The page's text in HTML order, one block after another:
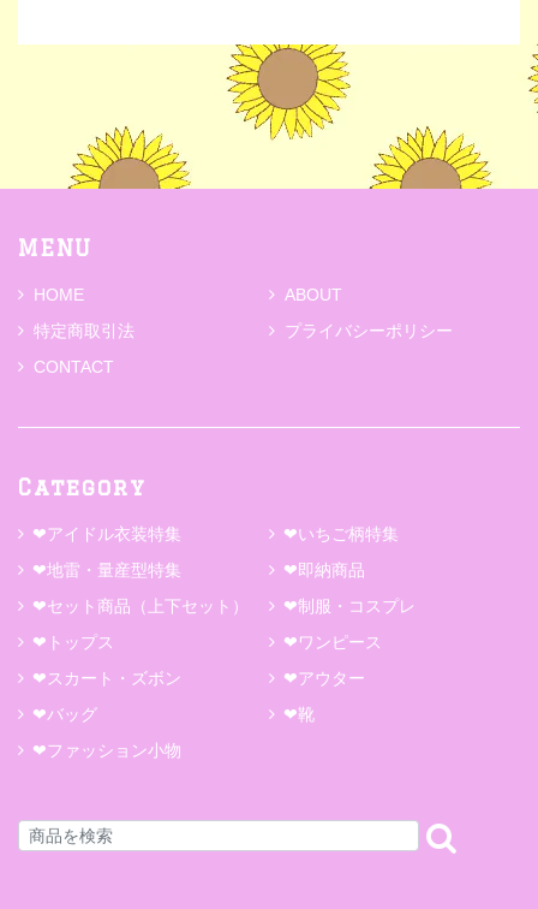
MENU
HOME
ABOUT
特定商取引法
プライバシーポリシー
CONTACT
Category
❤アイドル衣装特集
❤いちご柄特集
❤地雷・量産型特集
❤即納商品
❤セット商品（上下セット）
❤制服・コスプレ
❤トップス
❤ワンピース
❤スカート・ズボン
❤アウター
❤バッグ
❤靴
❤ファッション小物